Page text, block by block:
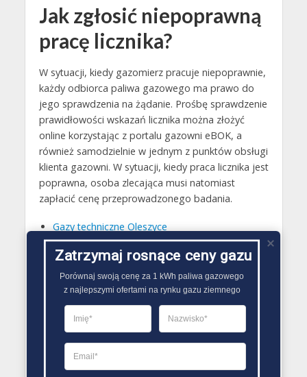
Jak zgłosić niepoprawną
pracę licznika?
W sytuacji, kiedy gazomierz pracuje niepoprawnie,
każdy odbiorca paliwa gazowego ma prawo do
jego sprawdzenia na żądanie. Prośbę sprawdzenie
prawidłowości wskazań licznika można złożyć
online korzystając z portalu gazowni eBOK, a
również samodzielnie w jednym z punktów obsługi
klienta gazowni. W sytuacji, kiedy praca licznika jest
poprawna, osoba zlecająca musi natomiast
zapłacić cenę przeprowadzonego badania.
Gazy techniczne Oleszyce
Butle gazowe Oleszyce
Gaz płynny Oleszyce
LPG Oleszyce
Dostawcy gazu Oleszyce
Zatrzymaj rosnące ceny gazu
Porównaj swoją cenę za 1 kWh paliwa gazowego
z najlepszymi ofertami na rynku gazu ziemnego